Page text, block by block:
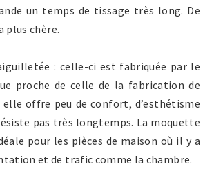
un temps de tissage très long. De
plus chère.
: celle-ci est fabriquée par le
proche de celle de la fabrication de
offre peu de confort, d’esthétisme
pas très longtemps. La moquette
pour les pièces de maison où il y a
et de trafic comme la chambre.